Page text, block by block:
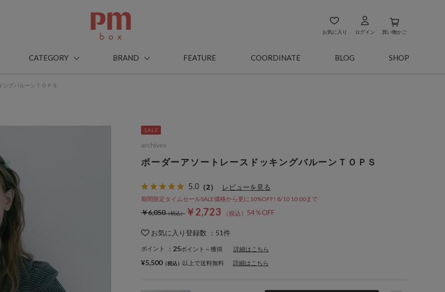
お気に入り ログイン 買い物かご
CATEGORY BRAND FEATURE COORDINATE BLOG SHOP
グバルーンＴＯＰＳ
ボーダーアソートレースドッキングバルーンＴＯＰＳ
5.0 （2） レビューを見る
期間限定タイムセールSALE価格から更に10%OFF! 8/10 10:00まで
￥2,723 54％OFF
￥6,050
お気に入り登録数 ： 51件
ポイント ： 25ポイント～獲得 詳細はこちら
archives
¥5,500 以上で送料無料 詳細はこちら